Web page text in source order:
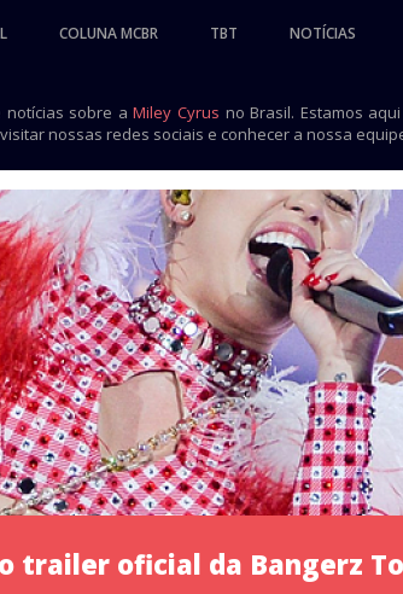
COLUNA MCBR TBT NOTÍCIAS
notícias sobre aMiley Cyrus no Brasil. Estamos
nossas redes sociais e conhecer a nossa
trailer oficial da Bangerz